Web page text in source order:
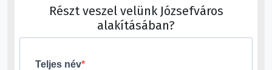
Részt veszel velünk Józsefváros
alakításában?
Teljes név